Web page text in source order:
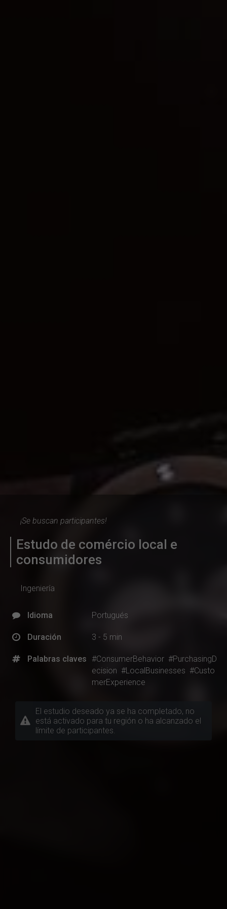
¡Se buscan participantes!
Estudo de comércio local e
consumidores
Ingeniería
Idioma Portugués
Duración 3 - 5 min
Palabras claves #ConsumerBehavior #PurchasingD
ecision #LocalBusinesses #Custo
merExperience
El estudio deseado ya se ha completado, no
está activado para tu región o ha alcanzado el
límite de participantes.